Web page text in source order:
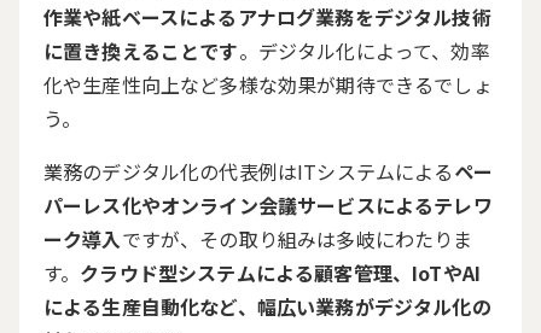
作業や紙ベースによるアナログ業務をデジタル技術
に置き換えることです。デジタル化によって、効率
化や生産性向上など多様な効果が期待できるでしょ
う。
業務のデジタル化の代表例はITシステムによるペー
パーレス化やオンライン会議サービスによるテレワ
ーク導入ですが、その取り組みは多岐にわたりま
す。 クラウド型システムによる顧客管理、IoTやAI
による生産自動化など、幅広い業務がデジタル化の